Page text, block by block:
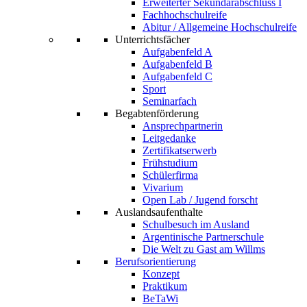
Erweiterter Sekundarabschluss I
Fachhochschulreife
Abitur / Allgemeine Hochschulreife
Unterrichtsfächer
Aufgabenfeld A
Aufgabenfeld B
Aufgabenfeld C
Sport
Seminarfach
Begabtenförderung
Ansprechpartnerin
Leitgedanke
Zertifikatserwerb
Frühstudium
Schülerfirma
Vivarium
Open Lab / Jugend forscht
Auslandsaufenthalte
Schulbesuch im Ausland
Argentinische Partnerschule
Die Welt zu Gast am Willms
Berufsorientierung
Konzept
Praktikum
BeTaWi